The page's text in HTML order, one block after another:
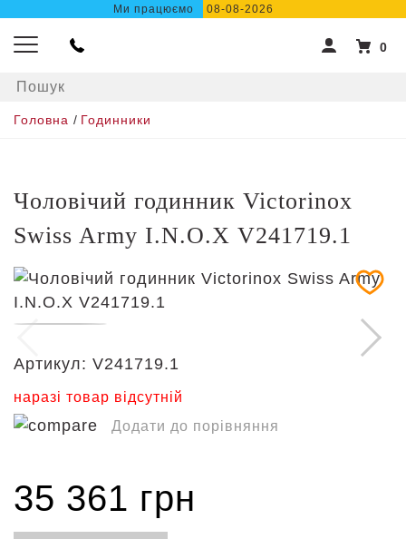
Ми працюємо 08-08-2026
0
Головна / Годинники
Чоловічий годинник Victorinox
Swiss Army I.N.O.X V241719.1
Артикул: V241719.1
наразі товар відсутній
Додати до порівняння
35 361 грн